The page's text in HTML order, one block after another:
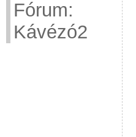
Fórum:
Kávézó2